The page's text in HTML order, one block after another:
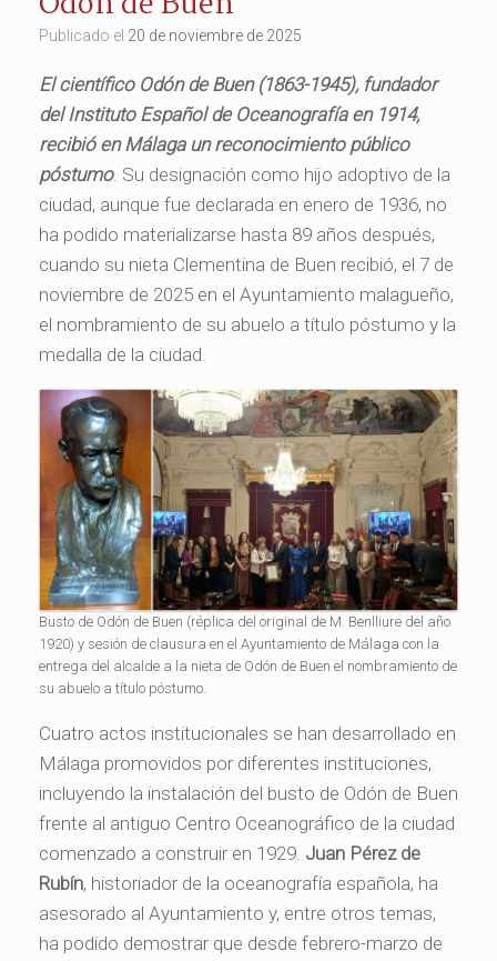
Publicado el 20 de noviembre de 2025
El científico Odón de Buen (1863-1945), fundador
del Instituto Español de Oceanografía en 1914,
recibió en Málaga un reconocimiento público
póstumo. Su designación como hijo adoptivo de la
ciudad, aunque fue declarada en enero de 1936, no
ha podido materializarse hasta 89 años después,
cuando su nieta Clementina de Buen recibió, el 7 de
noviembre de 2025 en el Ayuntamiento malagueño,
el nombramiento de su abuelo a título póstumo y la
medalla de la ciudad.
Busto de Odón de Buen (réplica del original de M. Benlliure del año
1920) y sesión de clausura en el Ayuntamiento de Málaga con la
entrega del alcalde a la nieta de Odón de Buen el nombramiento de
su abuelo a título póstumo.
Cuatro actos institucionales se han desarrollado en
Málaga promovidos por diferentes instituciones,
incluyendo la instalación del busto de Odón de Buen
frente al antiguo Centro Oceanográfico de la ciudad
comenzado a construir en 1929. Juan Pérez de
Rubín, historiador de la oceanografía española, ha
asesorado al Ayuntamiento y, entre otros temas,
ha podido demostrar que desde febrero-marzo de